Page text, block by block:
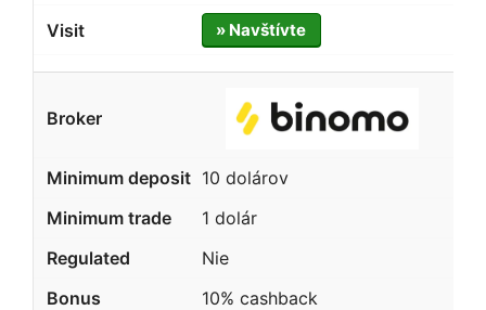
» Navštívte
10 dolárov
1 dolár
Nie
10% cashback